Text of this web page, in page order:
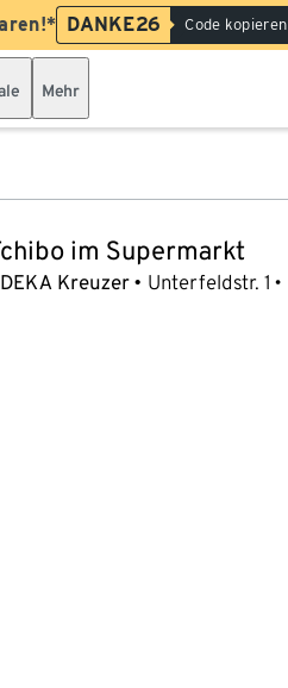
DANKE26 Code kopieren
Mehr
im Supermarkt
Kreuzer Unterfeldstr. 1